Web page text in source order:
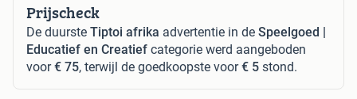
Prijscheck
De duurste Tiptoi afrika advertentie in de Speelgoed |
Educatief en Creatief categorie werd aangeboden
voor€ 75, terwijl de goedkoopste voor€ 5 stond.